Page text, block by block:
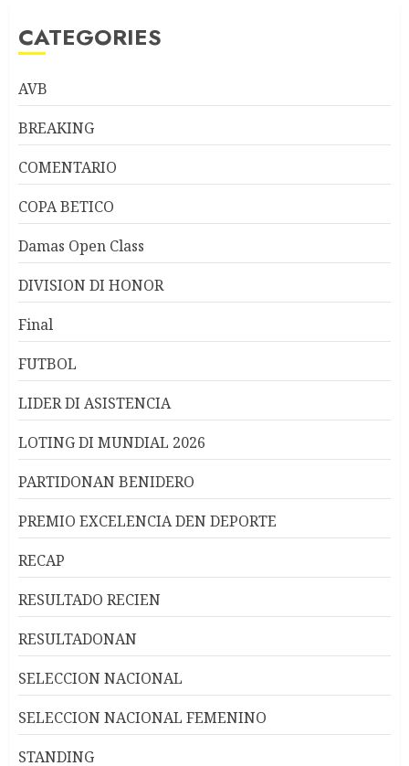
CATEGORIES
AVB
BREAKING
COMENTARIO
COPA BETICO
Damas Open Class
DIVISION DI HONOR
Final
FUTBOL
LIDER DI ASISTENCIA
LOTING DI MUNDIAL 2026
PARTIDONAN BENIDERO
PREMIO EXCELENCIA DEN DEPORTE
RECAP
RESULTADO RECIEN
RESULTADONAN
SELECCION NACIONAL
SELECCION NACIONAL FEMENINO
STANDING